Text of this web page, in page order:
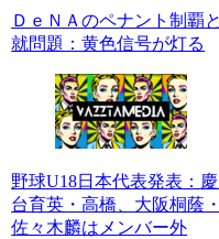
ＤｅＮＡのペナント制覇
就問題：黄色信号が灯る
野球U18日本代表発表：
台育英・高橋、大阪桐蔭
佐々木麟はメンバー外